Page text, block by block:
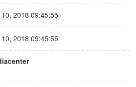
10, 2018 09:45:55
10, 2018 09:45:55